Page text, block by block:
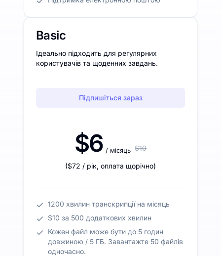
Basic
Ідеально підходить для регулярних
користувачів та щоденних завдань.
Підпишіться зараз
$6 / місяць $10
($72 / рік, оплата щорічно)
1200 хвилин транскрипції на місяць
$10 за 500 додаткових хвилин
Кожен файл може бути до 5 годин
довжиною / 5 ГБ. Завантажте 50 файлів
одночасно.